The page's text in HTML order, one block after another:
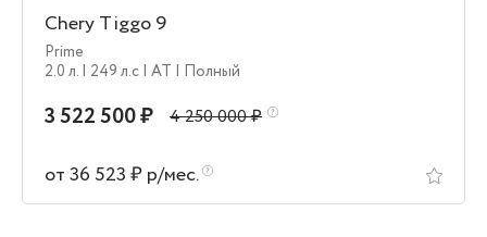
Chery Tiggo 9
Prime
2.0 л. | 249 л.c | AT | Полный
3 522 500 ₽ 4 250 000 ₽
от 36 523 ₽ р/мес.